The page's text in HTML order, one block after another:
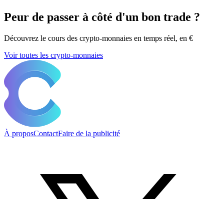
Peur de passer à côté d'un bon trade ?
Découvrez le cours des crypto-monnaies en temps réel, en €
Voir toutes les crypto-monnaies
À proposContactFaire de la publicité